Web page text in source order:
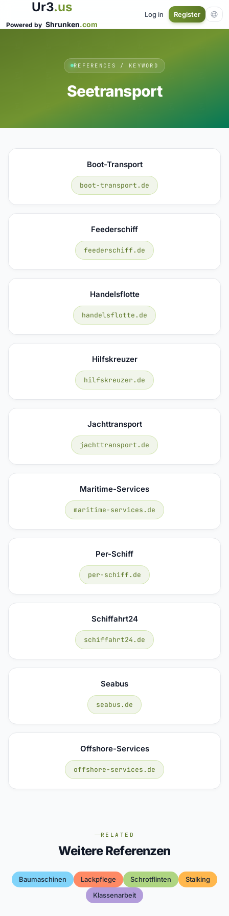
Ur3.us
Powered by Shrunken.com
Log in Register
REFERENCES / KEYWORD
Seetransport
Boot-Transport
boot-transport.de
Feederschiff
feederschiff.de
Handelsflotte
handelsflotte.de
Hilfskreuzer
hilfskreuzer.de
Jachttransport
jachttransport.de
Maritime-Services
maritime-services.de
Per-Schiff
per-schiff.de
Schiffahrt24
schiffahrt24.de
Seabus
seabus.de
Offshore-Services
offshore-services.de
RELATED
Weitere Referenzen
Baumaschinen Lackpflege Schrotflinten
Stalking
Klassenarbeit